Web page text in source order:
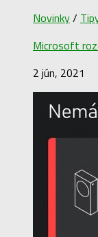
Novinky/
Microsoft
2 jún, 2021